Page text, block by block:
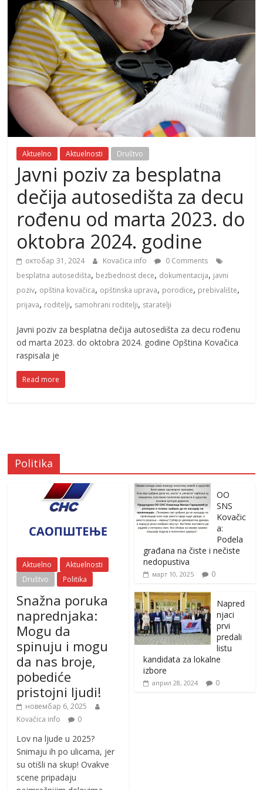
Aktuelno Aktuelnosti Društvo
Javni poziv za besplatna
dečija autosedišta za decu
rođenu od marta 2023. do
oktobra 2024. godine
октобар 31, 2024 Kovačica info
0 Comments
besplatna autosedišta, bezbednost dece, dokumentacija, javni
poziv, opština kovačica, opštinska uprava, porodice, prebivalište,
prijava, roditelji, samohrani roditelji, staratelji
Javni poziv za besplatna dečija autosedišta za decu rođenu
od marta 2023. do oktobra 2024. godine Opština Kovačica
raspisala je
Read more
Politika
Aktuelno
Aktuelnosti
Društvo
Politika
Snažna poruka
naprednjaka:
Mogu da
spinuju i mogu
da nas broje,
pobediće
pristojni ljudi!
новембар 6, 2025
Kovačica info
0
Lov na ljude u 2025?
Snimaju ih po ulicama, jer
su otišli na skup! Ovakve
scene pripadaju
OO
SNS
Kovačic
a:
Podela
građana na čiste i nečiste
nedopustiva
март 10, 2025 0
Napred
njaci
prvi
predali
listu
kandidata za lokalne
izbore
април 28, 2024 0